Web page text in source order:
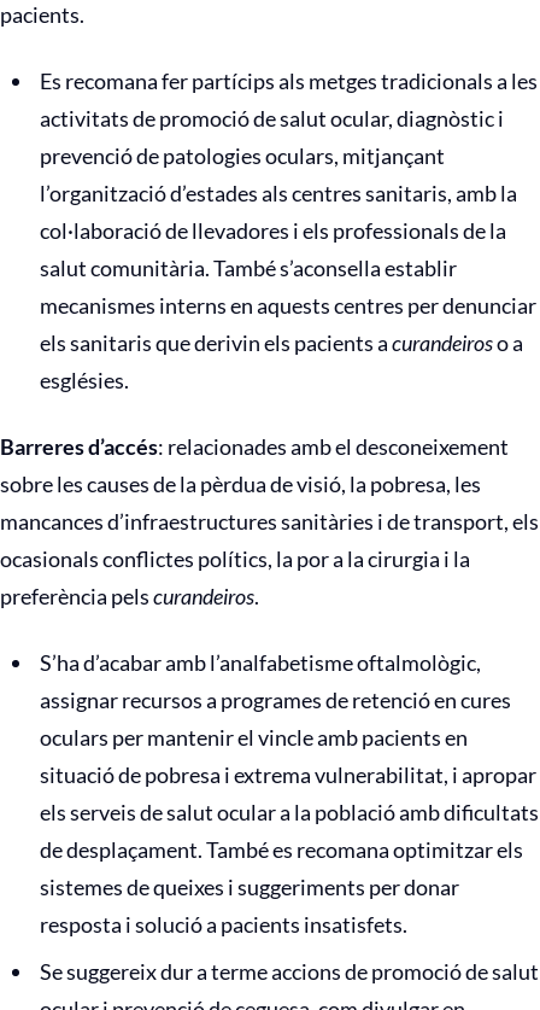
pacients.
Es recomana fer partícips als metges tradicionals a les
activitats de promoció de salut ocular, diagnòstic i
prevenció de patologies oculars, mitjançant
l’organització d’estades als centres sanitaris, amb la
col·laboració de llevadores i els professionals de la
salut comunitària. També s’aconsella establir
mecanismes interns en aquests centres per denunciar
els sanitaris que derivin els pacients acurandeiroso a
esglésies.
Barreres d’accés: relacionades amb el desconeixement
sobre les causes de la pèrdua de visió, la pobresa, les
mancances d’infraestructures sanitàries i de transport, els
ocasionals conflictes polítics, la por a la cirurgia i la
preferència pelscurandeiros.
S’ha d’acabar amb l’analfabetisme oftalmològic,
assignar recursos a programes de retenció en cures
oculars per mantenir el vincle amb pacients en
situació de pobresa i extrema vulnerabilitat, i apropar
els serveis de salut ocular a la població amb dificultats
de desplaçament. També es recomana optimitzar els
sistemes de queixes i suggeriments per donar
resposta i solució a pacients insatisfets.
Se suggereix dur a terme accions de promoció de salut